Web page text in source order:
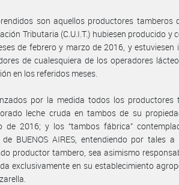
son aquellos productores tamberos
Tributaria (C.U.I.T.) hubiesen producido y
de febrero y marzo de 2016, y estuviesen
de cualesquiera de los operadores
en los referidos meses.
por la medida todos los productores
leche cruda en tambos de su
de 2016; y los “tambos fábrica”
BUENOS AIRES, entendiendo por tales
productor tambero, sea asimismo
exclusivamente en su establecimiento